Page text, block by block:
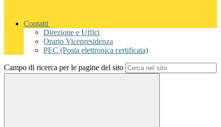
Contatti
Direzione e Uffici
Orario Vicepresidenza
PEC (Posta elettronica certificata)
Campo di ricerca per le pagine del sito